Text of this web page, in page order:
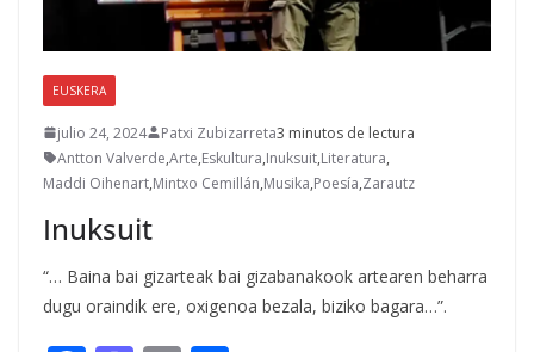
EUSKERA
julio 24, 2024 Patxi Zubizarreta3 minutos de lectura
Antton Valverde,Arte,Eskultura,Inuksuit,Literatura,
Maddi Oihenart,Mintxo Cemillán,Musika,Poesía,Zarautz
Inuksuit
“… Baina bai gizarteak bai gizabanakook artearen beharra
dugu oraindik ere, oxigenoa bezala, biziko bagara…”.